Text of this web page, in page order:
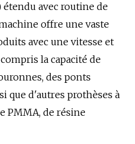
avec routine de
offre une vaste
avec une vitesse et
la capacité de
des ponts
que d'autres prothèses à
PMMA, de résine